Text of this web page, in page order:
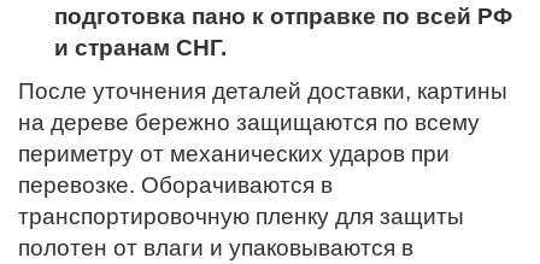
подготовка пано к отправке по всей РФ
и странам СНГ.
После уточнения деталей доставки, картины
на дереве бережно защищаются по всему
периметру от механических ударов при
перевозке. Оборачиваются в
транспортировочную пленку для защиты
полотен от влаги и упаковываются в